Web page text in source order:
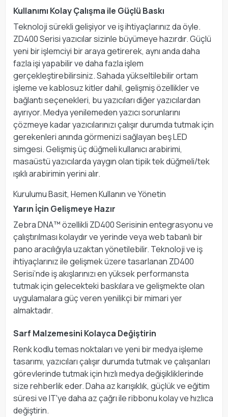
Kullanımı Kolay Çalışma ile Güçlü Baskı
Teknoloji sürekli gelişiyor ve iş ihtiyaçlarınız da öyle.
ZD400 Serisi yazıcılar sizinle büyümeye hazırdır. Güçlü
yeni bir işlemciyi bir araya getirerek, aynı anda daha
fazla işi yapabilir ve daha fazla işlem
gerçekleştirebilirsiniz. Sahada yükseltilebilir ortam
işleme ve kablosuz kitler dahil, gelişmiş özellikler ve
bağlantı seçenekleri, bu yazıcıları diğer yazıcılardan
ayırıyor. Medya yenilemeden yazıcı sorunlarını
çözmeye kadar yazıcılarınızı çalışır durumda tutmak için
gerekenleri anında görmenizi sağlayan beş LED
simgesi. Gelişmiş üç düğmeli kullanıcı arabirimi,
masaüstü yazıcılarda yaygın olan tipik tek düğmeli/tek
ışıklı arabirimin yerini alır.
Kurulumu Basit, Hemen Kullanın ve Yönetin
Yarın İçin Gelişmeye Hazır
Zebra DNA™ özellikli ZD400 Serisinin entegrasyonu ve
çalıştırılması kolaydır ve yerinde veya web tabanlı bir
pano aracılığıyla uzaktan yönetilebilir. Teknoloji ve iş
ihtiyaçlarınız ile gelişmek üzere tasarlanan ZD400
Serisi’nde iş akışlarınızı en yüksek performansta
tutmak için gelecekteki baskılara ve gelişmekte olan
uygulamalara güç veren yenilikçi bir mimari yer
almaktadır.
Sarf Malzemesini Kolayca Değiştirin
Renk kodlu temas noktaları ve yeni bir medya işleme
tasarımı, yazıcıları çalışır durumda tutmak ve çalışanları
görevlerinde tutmak için hızlı medya değişikliklerinde
size rehberlik eder. Daha az karışıklık, güçlük ve eğitim
süresi ve IT'ye daha az çağrı ile ribbonu kolay ve hızlıca
değiştirin.